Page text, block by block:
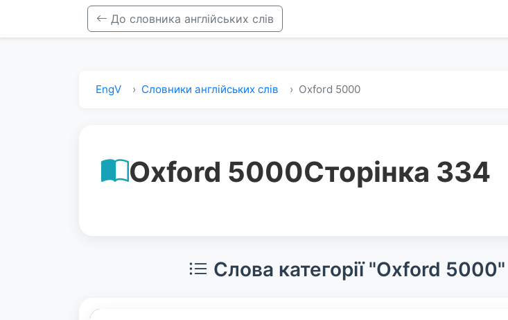
До словника англійських слів
EngV Словники англійських слів Oxford 5000
Oxford 5000Сторінка 334
Слова категорії "Oxford 5000"